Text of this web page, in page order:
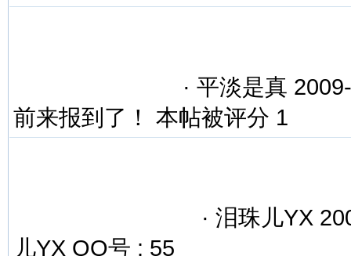
· 平淡是真
前来报到了！ 本帖被评分 1
· 泪珠儿YX
儿YX QQ号 : 55